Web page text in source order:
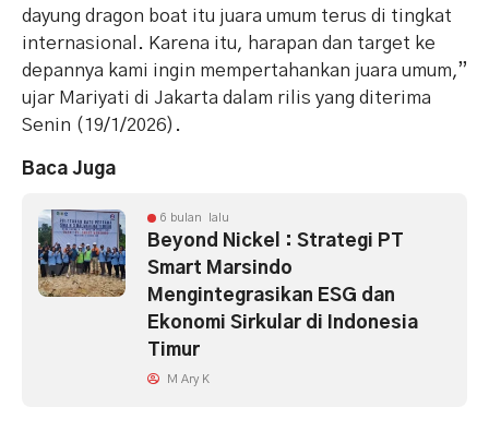
dayung dragon boat itu juara umum terus di tingkat
internasional. Karena itu, harapan dan target ke
depannya kami ingin mempertahankan juara umum,”
ujar Mariyati di Jakarta dalam rilis yang diterima
Senin (19/1/2026).
Baca Juga
6 bulan lalu
Beyond Nickel : Strategi PT
Smart Marsindo
Mengintegrasikan ESG dan
Ekonomi Sirkular di Indonesia
Timur
M Ary K